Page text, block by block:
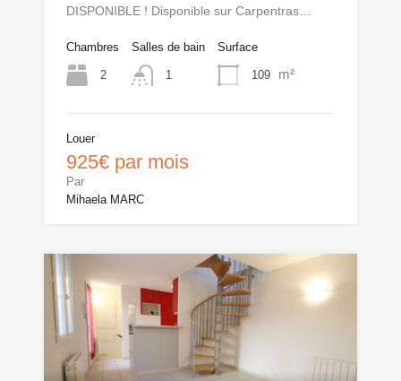
DISPONIBLE ! Disponible sur Carpentras…
Chambres
2
Salles de bain
1
Surface
109 m²
Louer
925€ par mois
Par
Mihaela MARC